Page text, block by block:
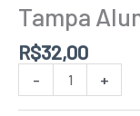
Tampa
R$32,00
- +